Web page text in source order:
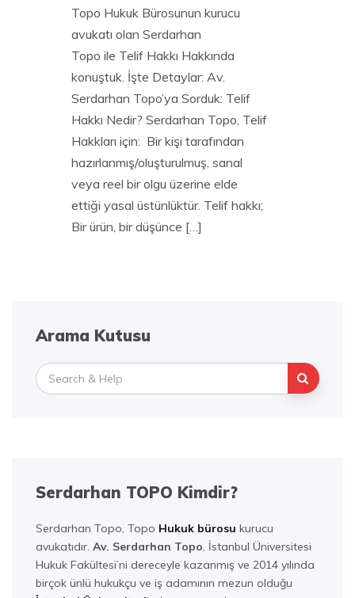
Topo Hukuk Bürosunun kurucu
avukatı olan Serdarhan
Topo ile Telif Hakkı Hakkında
konuştuk. İşte Detaylar: Av.
Serdarhan Topo’ya Sorduk: Telif
Hakkı Nedir? Serdarhan Topo, Telif
Hakkları için: Bir kişi tarafından
hazırlanmış/oluşturulmuş, sanal
veya reel bir olgu üzerine elde
ettiği yasal üstünlüktür. Telif hakkı;
Bir ürün, bir düşünce […]
Arama Kutusu
Search
for:
Serdarhan TOPO Kimdir?
Serdarhan Topo, Topo Hukuk bürosu kurucu
avukatıdır. Av. Serdarhan Topo, İstanbul Üniversitesi
Hukuk Fakültesi’ni dereceyle kazanmış ve 2014 yılında
birçok ünlü hukukçu ve iş adamının mezun olduğu